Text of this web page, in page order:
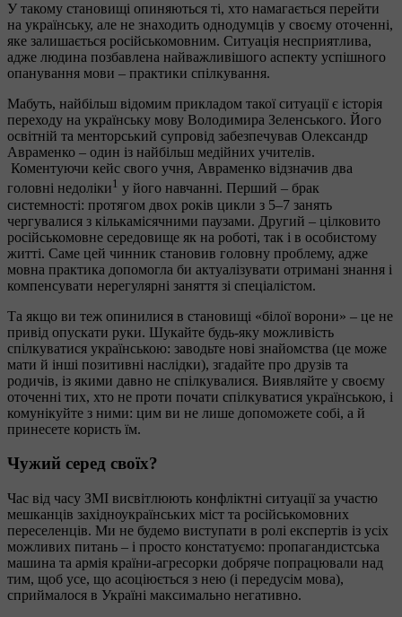
У такому становищі опиняються ті, хто намагається перейти
на українську, але не знаходить однодумців у своєму оточенні,
яке залишається російськомовним. Ситуація несприятлива,
адже людина позбавлена найважливішого аспекту успішного
опанування мови – практики спілкування.
Мабуть, найбільш відомим прикладом такої ситуації є історія
переходу на українську мову Володимира Зеленського. Його
освітній та менторський супровід забезпечував Олександр
Авраменко – один із найбільш медійних учителів.
Коментуючи кейс свого учня, Авраменко відзначив два
головні недоліки1 у його навчанні. Перший – брак
системності: протягом двох років цикли з 5–7 занять
чергувалися з кількамісячними паузами. Другий – цілковито
російськомовне середовище як на роботі, так і в особистому
житті. Саме цей чинник становив головну проблему, адже
мовна практика допомогла би актуалізувати отримані знання і
компенсувати нерегулярні заняття зі спеціалістом.
Та якщо ви теж опинилися в становищі «білої ворони» – це не
привід опускати руки. Шукайте будь-яку можливість
спілкуватися українською: заводьте нові знайомства (це може
мати й інші позитивні наслідки), згадайте про друзів та
родичів, із якими давно не спілкувалися. Виявляйте у своєму
оточенні тих, хто не проти почати спілкуватися українською, і
комунікуйте з ними: цим ви не лише допоможете собі, а й
принесете користь їм.
Чужий серед своїх?
Час від часу ЗМІ висвітлюють конфліктні ситуації за участю
мешканців західноукраїнських міст та російськомовних
переселенців. Ми не будемо виступати в ролі експертів із усіх
можливих питань – і просто констатуємо: пропагандистська
машина та армія країни-агресорки добряче попрацювали над
тим, щоб усе, що асоціюється з нею (і передусім мова),
сприймалося в Україні максимально негативно.